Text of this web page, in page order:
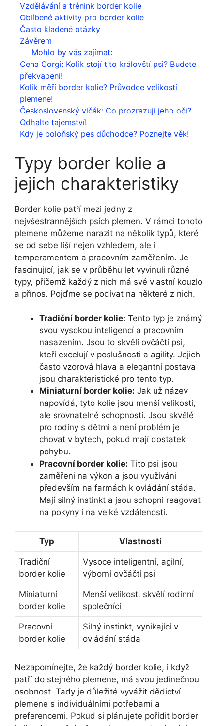
Vzdělávání a trénink border kolie
Oblíbené aktivity pro border kolie
Často kladené otázky
Závěrem
Mohlo by vás zajímat:
Cena Corgi: Kolik stojí tito královští psi? Budete
překvapeni!
Kolik měří border kolie? Průvodce velikostí
plemene!
Československý vlčák: Co prozrazují jeho oči?
Odhalte tajemství!
Kdy je boloňský pes důchodce? Poznejte věk!
Typy border kolie a
jejich charakteristiky
Border kolie patří mezi jedny z
nejvšestrannějších psích plemen. V rámci tohoto
plemene můžeme narazit na několik typů, které
se od sebe liší nejen vzhledem, ale i
temperamentem a pracovním zaměřením. Je
fascinující, jak se v průběhu let vyvinuli různé
typy, přičemž každý z nich má své vlastní kouzlo
a přínos. Pojďme se podívat na některé z nich.
Tradiční border kolie: Tento typ je známý
svou vysokou inteligencí a pracovním
nasazením. Jsou to skvělí ovčáčtí psi,
kteří excelují v poslušnosti a agility. Jejich
často vzorová hlava a elegantní postava
jsou charakteristické pro tento typ.
Miniaturní border kolie: Jak už název
napovídá, tyto kolie jsou menší velikosti,
ale srovnatelné schopnosti. Jsou skvělé
pro rodiny s dětmi a není problém je
chovat v bytech, pokud mají dostatek
pohybu.
Pracovní border kolie: Tito psi jsou
zaměřeni na výkon a jsou využíváni
především na farmách k ovládání stáda.
Mají silný instinkt a jsou schopni reagovat
na pokyny i na velké vzdálenosti.
Typ Vlastnosti
Tradiční
border kolie
Vysoce inteligentní, agilní,
výborní ovčáčtí psi
Miniaturní
border kolie
Menší velikost, skvělí rodinní
společníci
Pracovní
border kolie
Silný instinkt, vynikající v
ovládání stáda
Nezapomínejte, že každý border kolie, i když
patří do stejného plemene, má svou jedinečnou
osobnost. Tady je důležité vyvážit dědictví
plemene s individuálními potřebami a
preferencemi. Pokud si plánujete pořídit border